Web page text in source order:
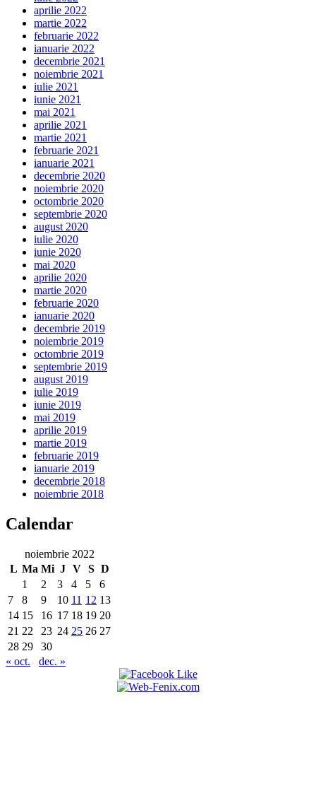
aprilie 2022
martie 2022
februarie 2022
ianuarie 2022
decembrie 2021
noiembrie 2021
iulie 2021
iunie 2021
mai 2021
aprilie 2021
martie 2021
februarie 2021
ianuarie 2021
decembrie 2020
noiembrie 2020
octombrie 2020
septembrie 2020
august 2020
iulie 2020
iunie 2020
mai 2020
aprilie 2020
martie 2020
februarie 2020
ianuarie 2020
decembrie 2019
noiembrie 2019
octombrie 2019
septembrie 2019
august 2019
iulie 2019
iunie 2019
mai 2019
aprilie 2019
martie 2019
februarie 2019
ianuarie 2019
decembrie 2018
noiembrie 2018
Calendar
noiembrie 2022
L Ma Mi J V S D
1
2 3 4 5
6
7
8 9 10 11 12 13
14 15 16 17 18 19 20
21 22 23 24 25 26 27
28 29
30
« oct.
dec. »